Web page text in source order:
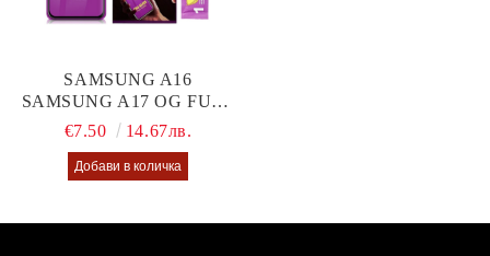
SAMSUNG A16
SAMSUNG A17 OG FULL
GLUE GLASS
€7.50 14.67лв.